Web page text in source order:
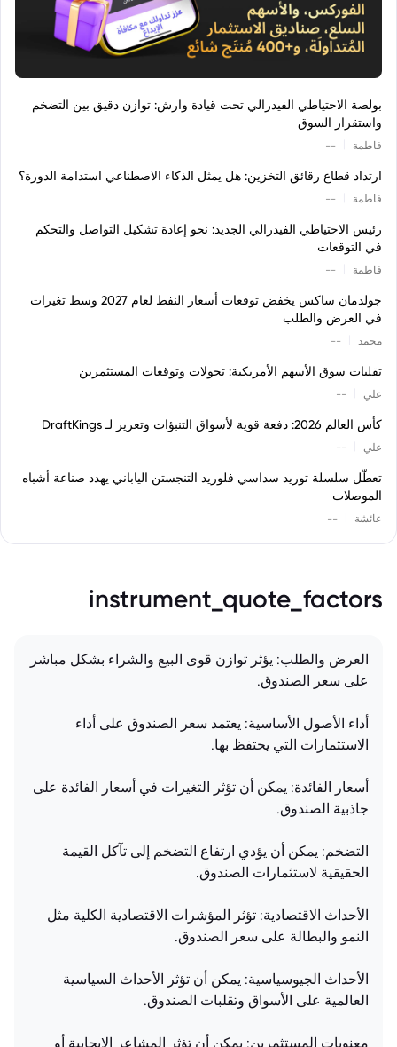
بولصة الاحتياطي الفيدرالي تحت قيادة وارش: توازن دقيق بين التضخم
واستقرار السوق
فاطمة --
ارتداد قطاع رقائق التخزين: هل يمثل الذكاء الاصطناعي استدامة الدورة؟
فاطمة --
رئيس الاحتياطي الفيدرالي الجديد: نحو إعادة تشكيل التواصل والتحكم
في التوقعات
فاطمة --
جولدمان ساكس يخفض توقعات أسعار النفط لعام 2027 وسط تغيرات
في العرض والطلب
محمد --
تقلبات سوق الأسهم الأمريكية: تحولات وتوقعات المستثمرين
علي --
كأس العالم 2026: دفعة قوية لأسواق التنبؤات وتعزيز لـ DraftKings
علي --
تعطّل سلسلة توريد سداسي فلوريد التنجستن الياباني يهدد صناعة أشباه
الموصلات
عائشة --
instrument_quote_factors
العرض والطلب: يؤثر توازن قوى البيع والشراء بشكل مباشر
على سعر الصندوق.
أداء الأصول الأساسية: يعتمد سعر الصندوق على أداء
الاستثمارات التي يحتفظ بها.
أسعار الفائدة: يمكن أن تؤثر التغيرات في أسعار الفائدة على
جاذبية الصندوق.
التضخم: يمكن أن يؤدي ارتفاع التضخم إلى تآكل القيمة
الحقيقية لاستثمارات الصندوق.
الأحداث الاقتصادية: تؤثر المؤشرات الاقتصادية الكلية مثل
النمو والبطالة على سعر الصندوق.
الأحداث الجيوسياسية: يمكن أن تؤثر الأحداث السياسية
العالمية على الأسواق وتقلبات الصندوق.
معنويات المستثمرين: يمكن أن تؤثر المشاعر الإيجابية أو